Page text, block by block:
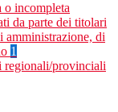
o incompleta
da parte dei titolari
di
1
regionali/provinciali